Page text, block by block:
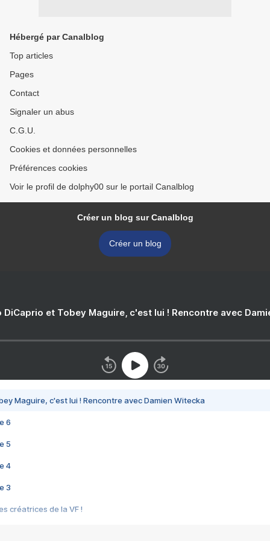
Hébergé par Canalblog
Top articles
Pages
Contact
Signaler un abus
C.G.U.
Cookies et données personnelles
Préférences cookies
Voir le profil de dolphy00 sur le portail Canalblog
Créer un blog sur Canalblog
Créer un blog
DiCaprio et Tobey Maguire, c'est lui ! Rencontre avec
Maguire, c'est lui ! Rencontre avec Damien Witecka
6
5
4
3
créatrices de la VF !